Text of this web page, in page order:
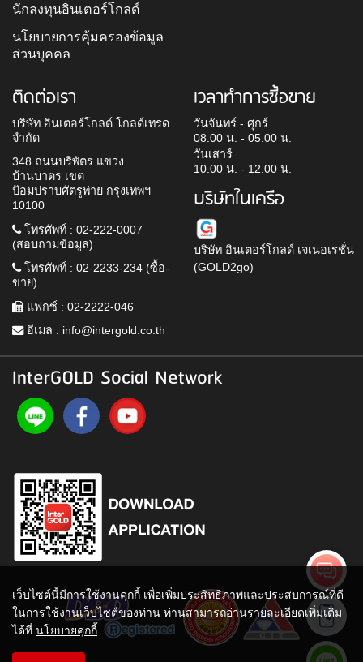
นักลงทุนอินเตอร์โกลด์
นโยบายการคุ้มครองข้อมูล
ส่วนบุคคล
ติดต่อเรา
บริษัท อินเตอร์โกลด์ โกลด์เทรด
จำกัด
348 ถนนบริพัตร แขวง
บ้านบาตร เขต
ป้อมปราบศัตรูพ่าย กรุงเทพฯ
10100
โทรศัพท์ : 02-222-0007
(สอบถามข้อมูล)
โทรศัพท์ : 02-2233-234 (ซื้อ-
ขาย)
แฟกซ์ : 02-2222-046
อีเมล : info@intergold.co.th
เวลาทำการซื้อขาย
วันจันทร์ - ศุกร์
08.00 น. - 05.00 น.
วันเสาร์
10.00 น. - 12.00 น.
บริษัทในเครือ
บริษัท อินเตอร์โกลด์ เจเนอเรชั่น
(GOLD2go)
InterGOLD Social Network
เว็บไซต์นี้มีการใช้งานคุกกี้ เพื่อเพิ่มประสิทธิภาพและประสบการณ์ที่ดี
ในการใช้งานเว็บไซต์ของท่าน ท่านสามารถอ่านรายละเอียดเพิ่มเติม
ได้ที่ นโยบายคุกกี้